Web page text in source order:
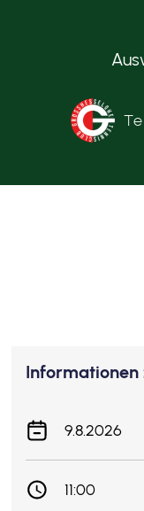
Informationen
9.8.2026
11:00